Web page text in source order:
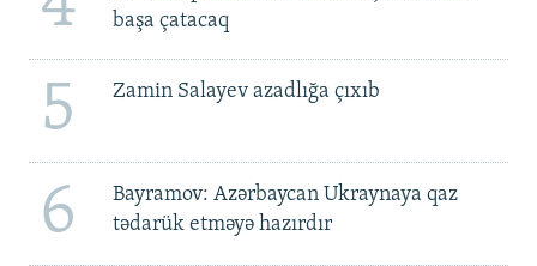
başa çatacaq
5 Zamin Salayev azadlığa çıxıb
6
Bayramov: Azərbaycan Ukraynaya qaz
tədarük etməyə hazırdır